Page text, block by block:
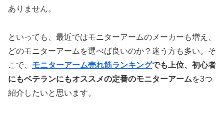
ありません。
といっても、最近ではモニターアームのメーカーも増え、
どのモニターアームを選べば良いのか？迷う方も多い。そ
こで、 モニターアーム売れ筋ランキングでも上位、初心者
にもベテランにもオススメの定番のモニターアームを3つ
紹介したいと思います。